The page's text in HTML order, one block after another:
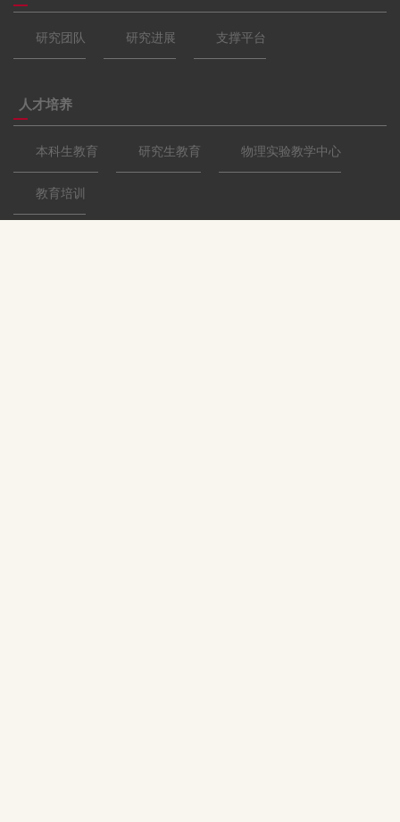
研究团队 研究进展 支撑平台
人才培养
本科生教育 研究生教育 物理实验教学中心
教育培训